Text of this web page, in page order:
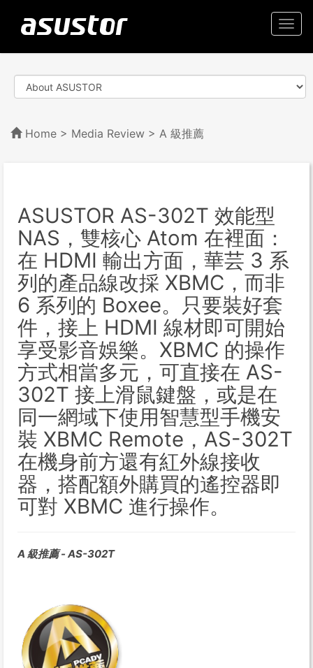
Home > Media Review > A 級推薦
ASUSTOR AS-302T 效能型
NAS，雙核心 Atom 在裡面：
在 HDMI 輸出方面，華芸 3 系
列的產品線改採 XBMC，而非
6 系列的 Boxee。只要裝好套
件，接上 HDMI 線材即可開始
享受影音娛樂。XBMC 的操作
方式相當多元，可直接在 AS-
302T 接上滑鼠鍵盤，或是在
同一網域下使用智慧型手機安
裝 XBMC Remote，AS-302T
在機身前方還有紅外線接收
器，搭配額外購買的遙控器即
可對 XBMC 進行操作。
A 級推薦 - AS-302T